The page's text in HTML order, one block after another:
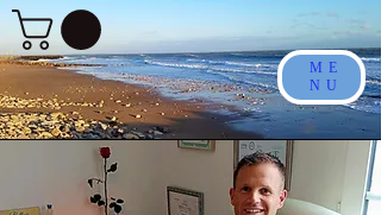
ME
NU